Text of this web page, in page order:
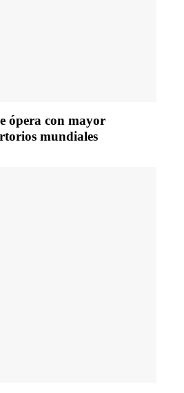
ópera con mayor
mundiales